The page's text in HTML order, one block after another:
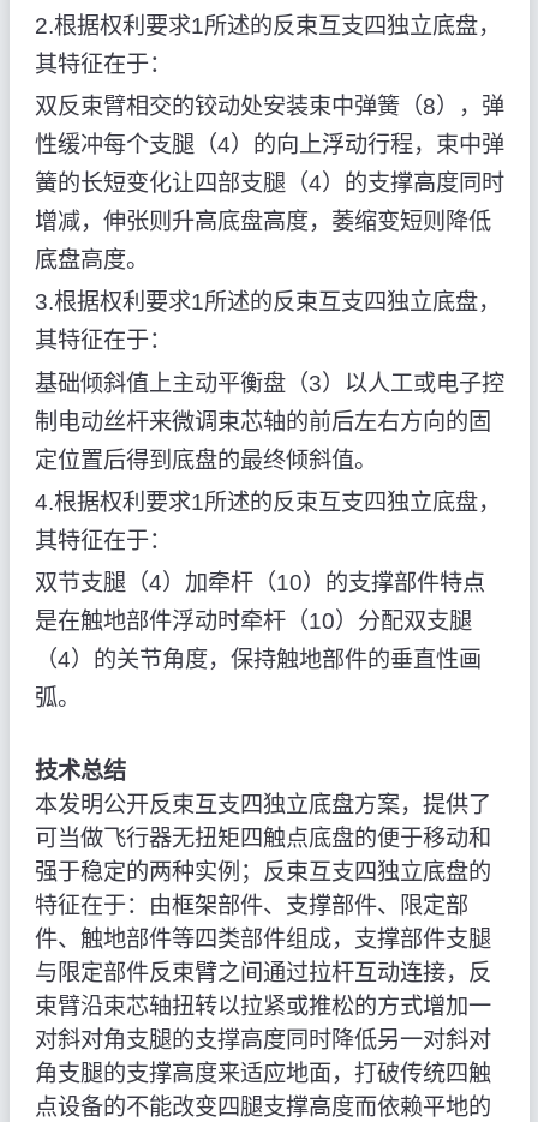
2.根据权利要求1所述的反束互支四独立底盘，
其特征在于：
双反束臂相交的铰动处安装束中弹簧（8），弹
性缓冲每个支腿（4）的向上浮动行程，束中弹
簧的长短变化让四部支腿（4）的支撑高度同时
增减，伸张则升高底盘高度，萎缩变短则降低
底盘高度。
3.根据权利要求1所述的反束互支四独立底盘，
其特征在于：
基础倾斜值上主动平衡盘（3）以人工或电子控
制电动丝杆来微调束芯轴的前后左右方向的固
定位置后得到底盘的最终倾斜值。
4.根据权利要求1所述的反束互支四独立底盘，
其特征在于：
双节支腿（4）加牵杆（10）的支撑部件特点
是在触地部件浮动时牵杆（10）分配双支腿
（4）的关节角度，保持触地部件的垂直性画
弧。
技术总结
本发明公开反束互支四独立底盘方案，提供了
可当做飞行器无扭矩四触点底盘的便于移动和
强于稳定的两种实例；反束互支四独立底盘的
特征在于：由框架部件、支撑部件、限定部
件、触地部件等四类部件组成，支撑部件支腿
与限定部件反束臂之间通过拉杆互动连接，反
束臂沿束芯轴扭转以拉紧或推松的方式增加一
对斜对角支腿的支撑高度同时降低另一对斜对
角支腿的支撑高度来适应地面，打破传统四触
点设备的不能改变四腿支撑高度而依赖平地的